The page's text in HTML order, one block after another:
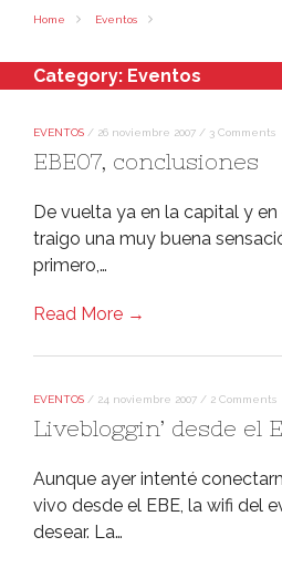
Home Eventos
Category: Eventos
EVENTOS / 26 noviembre 2007 / 3 Comments
EBE07, conclusiones
De vuelta ya en la capital y
traigo una muy buena
primero,…
Read More →
EVENTOS / 24 noviembre 2007 / 2 Comments
Livebloggin’ desde el
Aunque ayer intenté
vivo desde el EBE, la wifi del
desear. La…